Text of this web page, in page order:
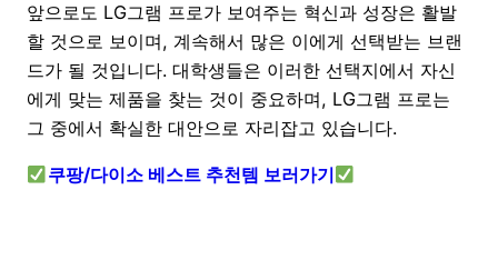
앞으로도 LG그램 프로가 보여주는 혁신과 성장은 활발
할 것으로 보이며, 계속해서 많은 이에게 선택받는 브랜
드가 될 것입니다. 대학생들은 이러한 선택지에서 자신
에게 맞는 제품을 찾는 것이 중요하며, LG그램 프로는
그 중에서 확실한 대안으로 자리잡고 있습니다.
쿠팡/다이소 베스트 추천템 보러가기